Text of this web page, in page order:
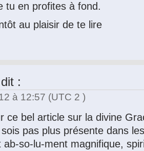
tu en profites à fond.
au plaisir de te lire
:
à 12:57 (UTC 2 )
ce bel article sur la divine
sois pas plus présente dans
ab-so-lu-ment magnifique,